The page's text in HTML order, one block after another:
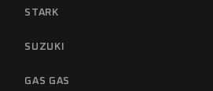
STARK
SUZUKI
GAS GAS